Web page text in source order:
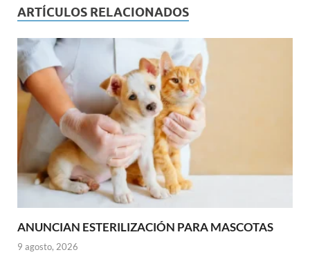
ARTÍCULOS RELACIONADOS
ANUNCIAN ESTERILIZACIÓN PARA MASCOTAS
9 agosto, 2026